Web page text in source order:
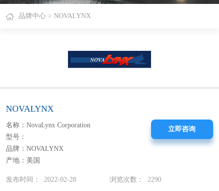
品牌中心> NOVALYNX
NOVALYNX
名称：NovaLynx Corporation
型号：
品牌：NOVALYNX
产地：美国
立即咨询
发布时间： 2022-02-28 浏览次数： 2290